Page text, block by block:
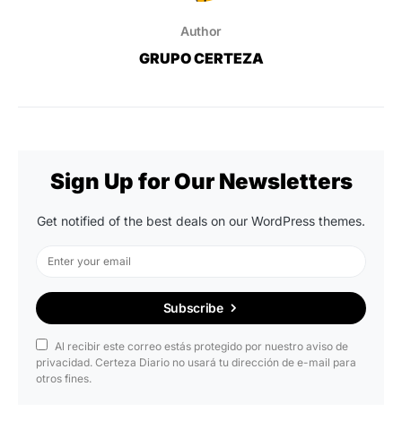
Author
GRUPO CERTEZA
Sign Up for Our Newsletters
Get notified of the best deals on our WordPress themes.
Subscribe
Al recibir este correo estás protegido por nuestro aviso de
privacidad. Certeza Diario no usará tu dirección de e-mail para
otros fines.